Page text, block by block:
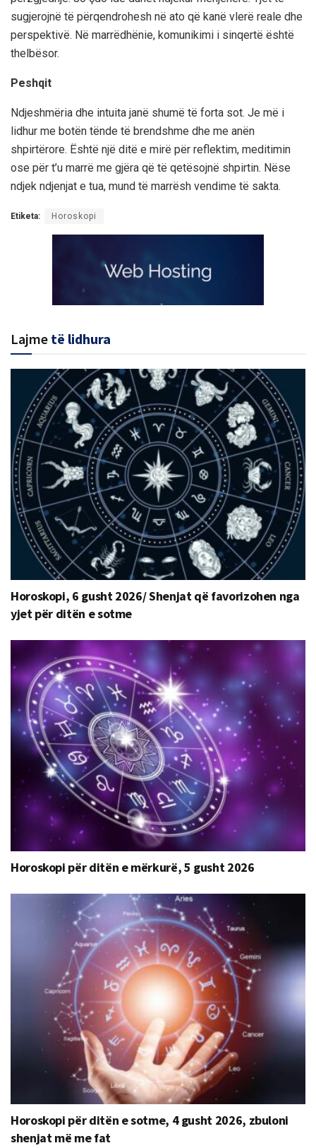
sugjerojnë të përqendrohesh në ato që kanë vlerë reale dhe
perspektivë. Në marrëdhënie, komunikimi i sinqertë është
thelbësor.
Peshqit
Ndjeshmëria dhe intuita janë shumë të forta sot. Je më i
lidhur me botën tënde të brendshme dhe me anën
shpirtërore. Është një ditë e mirë për reflektim, meditimin
ose për t’u marrë me gjëra që të qetësojnë shpirtin. Nëse
ndjek ndjenjat e tua, mund të marrësh vendime të sakta.
Etiketa: Horoskopi
Lajme të lidhura
Horoskopi, 6 gusht 2026/ Shenjat që favorizohen nga
yjet për ditën e sotme
Horoskopi për ditën e mërkurë, 5 gusht 2026
Horoskopi për ditën e sotme, 4 gusht 2026, zbuloni
shenjat më me fat